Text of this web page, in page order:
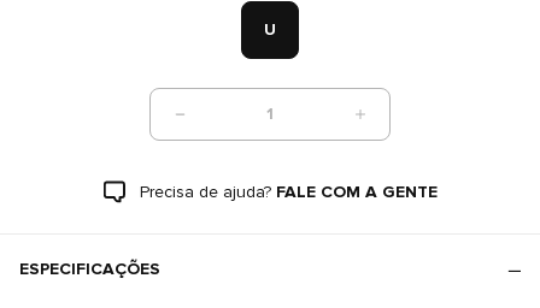
U
1
Precisa de ajuda? FALE COM A GENTE
ESPECIFICAÇÕES